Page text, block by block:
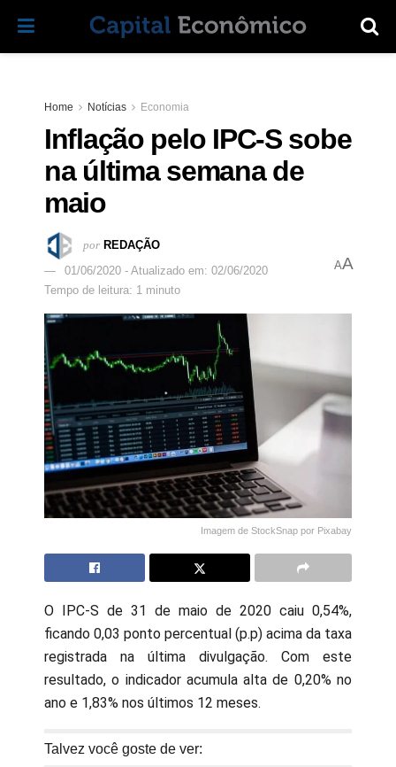
Home Notícias Economia
Inflação pelo IPC-S sobe
na última semana de
maio
por REDAÇÃO
01/06/2020 - Atualizado em: 02/06/2020
Tempo de leitura: 1 minuto
AA
Imagem de StockSnap por Pixabay
O IPC-S de 31 de maio de 2020 caiu 0,54%,
ficando 0,03 ponto percentual (p.p) acima da taxa
registrada na última divulgação. Com este
resultado, o indicador acumula alta de 0,20% no
ano e 1,83% nos últimos 12 meses.
Talvez você goste de ver: